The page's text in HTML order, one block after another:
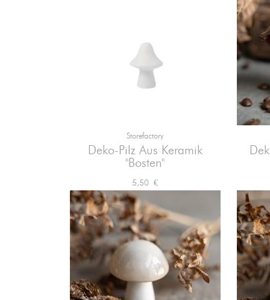
Storefactory
Deko-Pilz Aus Keramik
"Bosten"
Preis
5,50 €
Vorschau